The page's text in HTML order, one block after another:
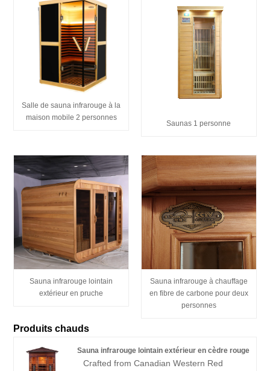
Salle de sauna infrarouge à la
maison mobile 2 personnes
Saunas 1 personne
Sauna infrarouge lointain
extérieur en pruche
Sauna infrarouge à chauffage
en fibre de carbone pour deux
personnes
Produits chauds
Sauna infrarouge lointain extérieur en cèdre rouge
Crafted from Canadian Western Red